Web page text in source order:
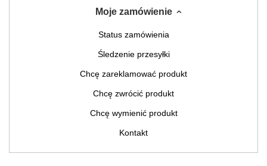
Moje zamówienie
Status zamówienia
Śledzenie przesyłki
Chcę zareklamować produkt
Chcę zwrócić produkt
Chcę wymienić produkt
Kontakt